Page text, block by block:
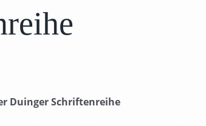
Duinger Schriftenreihe